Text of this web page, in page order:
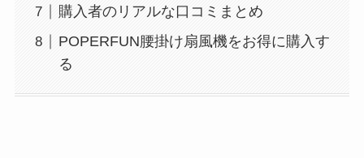
購入者のリアルな口コミまとめ
POPERFUN腰掛け扇風機をお得に購入す
る